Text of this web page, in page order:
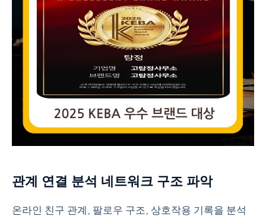
관계 연결 분석 네트워크 구조 파악
온라인 친구 관계, 팔로우 구조, 상호작용 기록을 분석